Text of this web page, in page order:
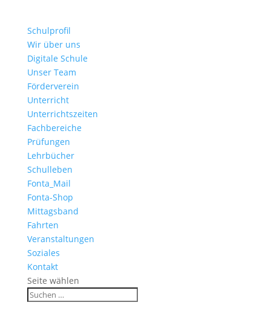
Schulprofil
Wir über uns
Digitale Schule
Unser Team
Förderverein
Unterricht
Unterrichtszeiten
Fachbereiche
Prüfungen
Lehrbücher
Schulleben
Fonta_Mail
Fonta-Shop
Mittagsband
Fahrten
Veranstaltungen
Soziales
Kontakt
Seite wählen